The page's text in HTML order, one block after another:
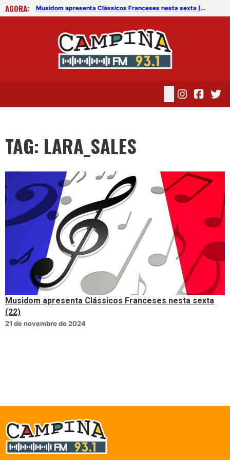
AGORA:
Musidom apresenta Clássicos Franceses nesta sexta (22) Musidom apresenta Clássicos Franceses nesta sexta (22)
TAG: LARA_SALES
Musidom apresenta Clássicos Franceses nesta sexta
(22)
21 de novembro de 2024